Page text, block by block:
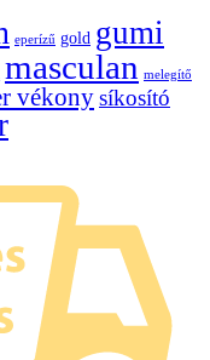
eperízű gold gumi
masculan melegítő
vékonysíkosító